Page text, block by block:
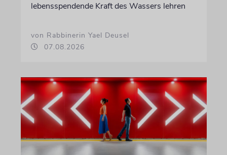
lebensspendende Kraft des Wassers lehren
von Rabbinerin Yael Deusel
07.08.2026